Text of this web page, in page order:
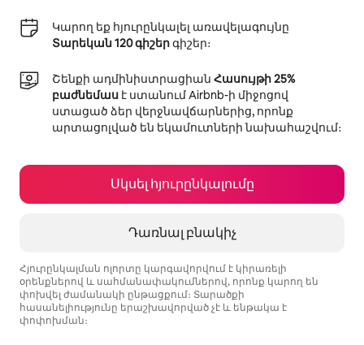
Կարող եք հյուրընկալել առավելագույնը
Տարեկան 120 գիշերգիշեր։
Շենքի ադմինիստրացիան Հասույթի 25%
բաժնեմաս է ստանում Airbnb-ի միջոցով
ստացած ձեր վերջնավճարներից, որոնք
արտացոլված են եկամուտների նախահաշվում։
Սկսել հյուրընկալումը
Դառնալ բնակիչ
Հյուրընկալման ոլորտը կարգավորվում է կիրառելի
օրենքներով և սահմանափակումներով, որոնք կարող են
փոխվել ժամանակի ընթացքում։ Տարածքի
հասանելիությունը երաշխավորված չէ և ենթակա է
փոփոխման։